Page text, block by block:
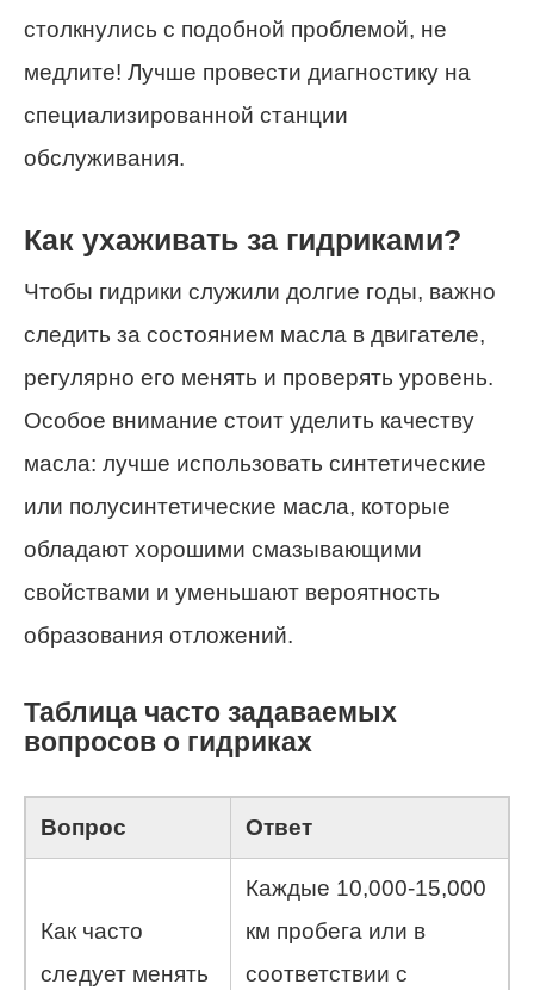
столкнулись с подобной проблемой, не
медлите! Лучше провести диагностику на
специализированной станции
обслуживания.
Как ухаживать за гидриками?
Чтобы гидрики служили долгие годы, важно
следить за состоянием масла в двигателе,
регулярно его менять и проверять уровень.
Особое внимание стоит уделить качеству
масла: лучше использовать синтетические
или полусинтетические масла, которые
обладают хорошими смазывающими
свойствами и уменьшают вероятность
образования отложений.
Таблица часто задаваемых
вопросов о гидриках
Вопрос Ответ
Как часто
следует менять
Каждые 10,000-15,000
км пробега или в
соответствии с